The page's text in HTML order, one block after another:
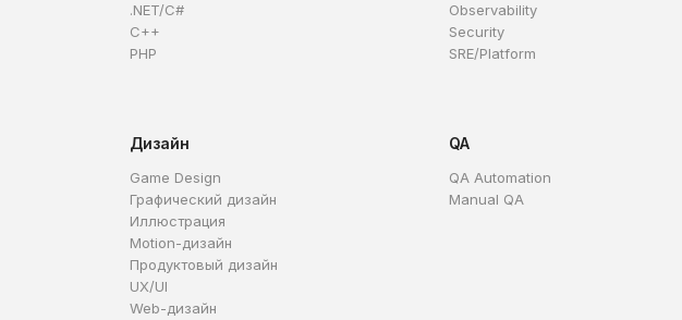
.NET/C#
C++
PHP
Observability
Security
SRE/Platform
Дизайн
Game Design
Графический дизайн
Иллюстрация
Motion-дизайн
Продуктовый дизайн
UX/UI
Web-дизайн
QA
QA Automation
Manual QA